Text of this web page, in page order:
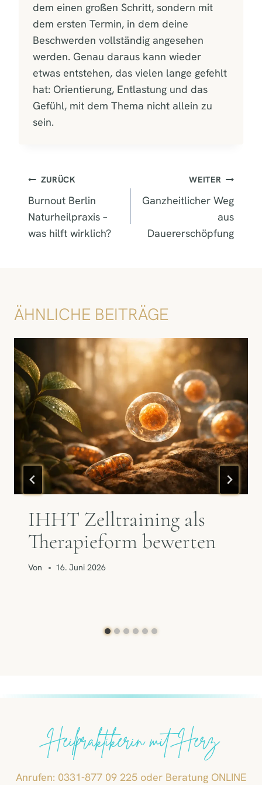
dem einen großen Schritt, sondern mit
dem ersten Termin, in dem deine
Beschwerden vollständig angesehen
werden. Genau daraus kann wieder
etwas entstehen, das vielen lange gefehlt
hat: Orientierung, Entlastung und das
Gefühl, mit dem Thema nicht allein zu
sein.
BEITRAGSNAVIGATION
ZURÜCK
Burnout Berlin
Naturheilpraxis –
was hilft wirklich?
WEITER
Ganzheitlicher Weg
aus
Dauererschöpfung
ÄHNLICHE BEITRÄGE
IHHT Zelltraining als
Therapieform bewerten
Von 16. Juni 2026
Heilpraktikerin mit Herz
Anrufen: 0331-877 09 225 oder Beratung ONLINE